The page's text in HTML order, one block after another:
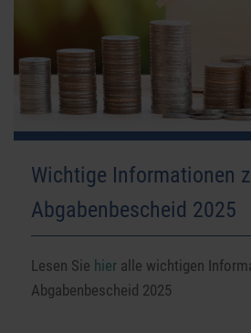
Wichtige Informationen
Abgabenbescheid 2025
Lesen Sie hier alle wichtigen
Abgabenbescheid 2025